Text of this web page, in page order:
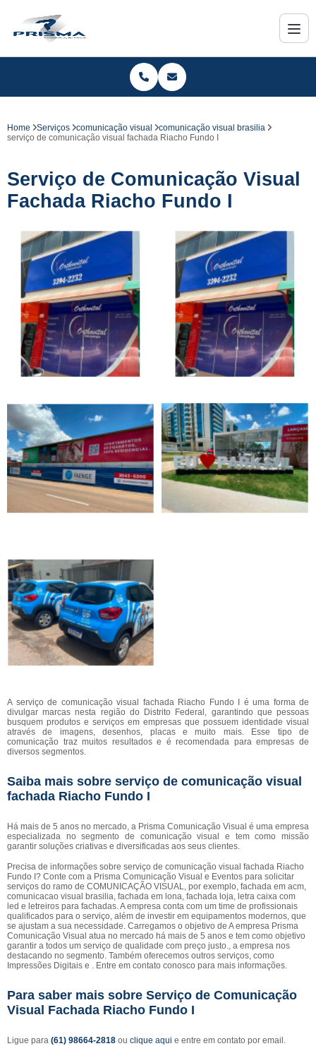
Home Serviços comunicação visual
comunicação visual brasilia
serviço de comunicação visual fachada Riacho Fundo I
Serviço de Comunicação Visual
Fachada Riacho Fundo I
A serviço de comunicação visual fachada Riacho Fundo I é uma forma de
divulgar marcas nesta região do Distrito Federal, garantindo que pessoas
busquem produtos e serviços em empresas que possuem identidade visual
através de imagens, desenhos, placas e muito mais. Esse tipo de
comunicação traz muitos resultados e é recomendada para empresas de
diversos segmentos.
Saiba mais sobre serviço de comunicação visual
fachada Riacho Fundo I
Há mais de 5 anos no mercado, a Prisma Comunicação Visual é uma empresa
especializada no segmento de comunicação visual e tem como missão
garantir soluções criativas e diversificadas aos seus clientes.
Precisa de informações sobre serviço de comunicação visual fachada Riacho
Fundo I? Conte com a Prisma Comunicação Visual e Eventos para solicitar
serviços do ramo de COMUNICAÇÃO VISUAL, por exemplo, fachada em acm,
comunicacao visual brasilia, fachada em lona, fachada loja, letra caixa com
led e letreiros para fachadas. A empresa conta com um time de profissionais
qualificados para o serviço, além de investir em equipamentos modernos, que
se ajustam a sua necessidade. Carregamos o objetivo de A empresa Prisma
Comunicação Visual atua no mercado há mais de 5 anos e tem como objetivo
garantir a todos um serviço de qualidade com preço justo., a empresa nos
destacando no segmento. Também oferecemos outros serviços, como
Impressões Digitais e . Entre em contato conosco para mais informações.
Para saber mais sobre Serviço de Comunicação
Visual Fachada Riacho Fundo I
Ligue para (61) 98664-2818 ou clique aqui e entre em contato por email.